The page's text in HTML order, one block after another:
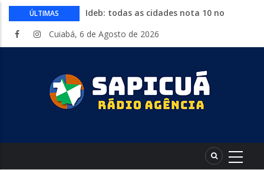
ÚLTIMAS
Ideb: todas as cidades nota 10 no
Conheça 16 profissões que devem crescer
sábado a Expolucas em Lucas do Rio
Verde
Proposta que altera regras para piso
com shows, rodeio e parque de diversões
Cuiabá, 6 de Agosto de 2026